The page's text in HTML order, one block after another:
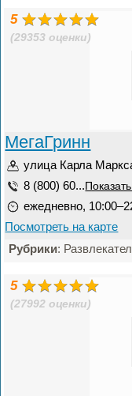
5
(29353 оценки)
МегаГринн
улица Карла
8 (800) 60...
ежедневно,
Посмотреть на карте
Рубрики:
5
(27992 оценки)